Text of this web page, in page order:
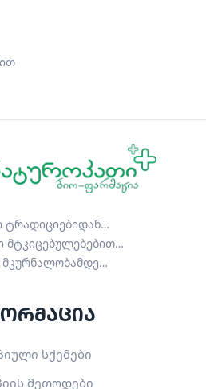
ტრადიციებიდან…
მტკიცებულებებით…
სქემები
მეთოდები